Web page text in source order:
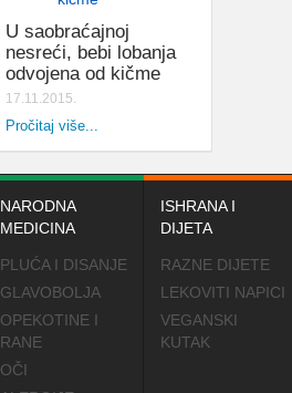
U saobraćajnoj
nesreći, bebi lobanja
odvojena od kičme
17.11.2015.
Pročitaj više...
NARODNA
MEDICINA
PLUĆA I DISANJE
GLAVOBOLJA
OPEKOTINE I
RANE
OČI
ISHRANA I
DIJETA
RAZNE DIJETE
LEKOVITI NAPICI
VEGANSKI
KUTAK